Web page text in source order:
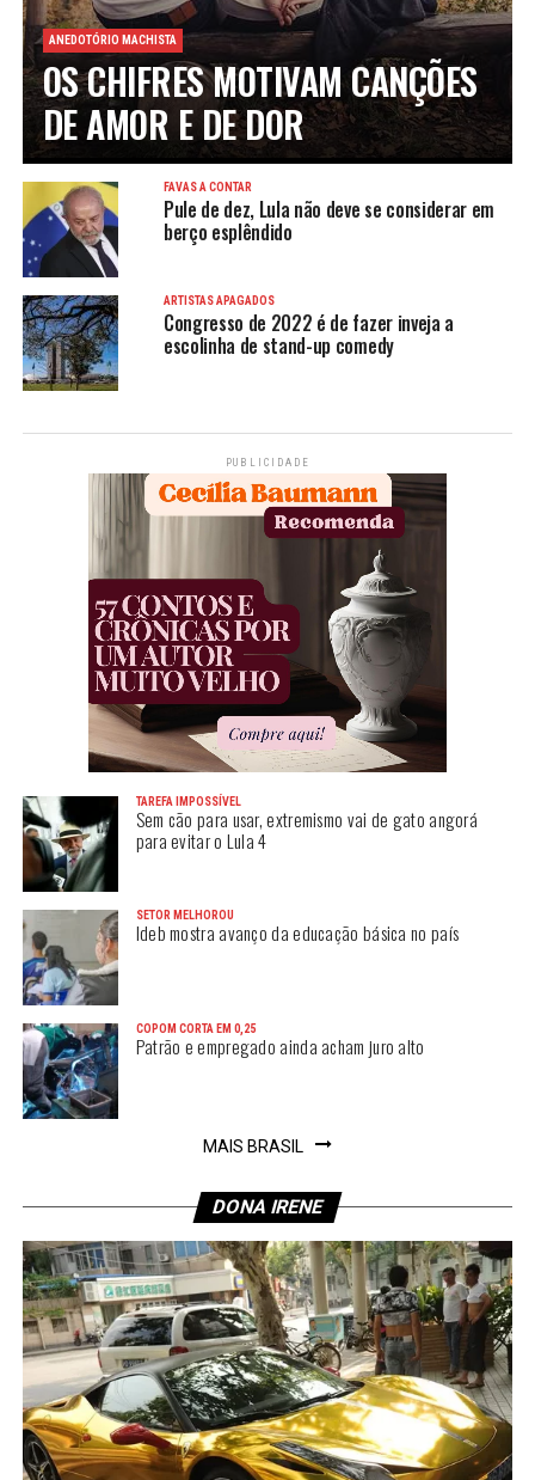
ANEDOTÓRIO MACHISTA
OS CHIFRES MOTIVAM CANÇÕES
DE AMOR E DE DOR
FAVAS A CONTAR
Pule de dez, Lula não deve se considerar em
berço esplêndido
ARTISTAS APAGADOS
Congresso de 2022 é de fazer inveja a
escolinha de stand-up comedy
PUBLICIDADE
TAREFA IMPOSSÍVEL
Sem cão para usar, extremismo vai de gato angorá
para evitar o Lula 4
SETOR MELHOROU
Ideb mostra avanço da educação básica no país
COPOM CORTA EM 0,25
Patrão e empregado ainda acham juro alto
MAIS BRASIL
DONA IRENE